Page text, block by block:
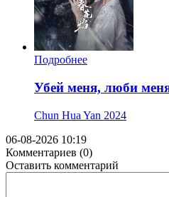
Подробнее
Убей меня, люби
Chun Hua Yan 2024
06-08-2026 10:19
Комментариев (0)
Оставить комментарий